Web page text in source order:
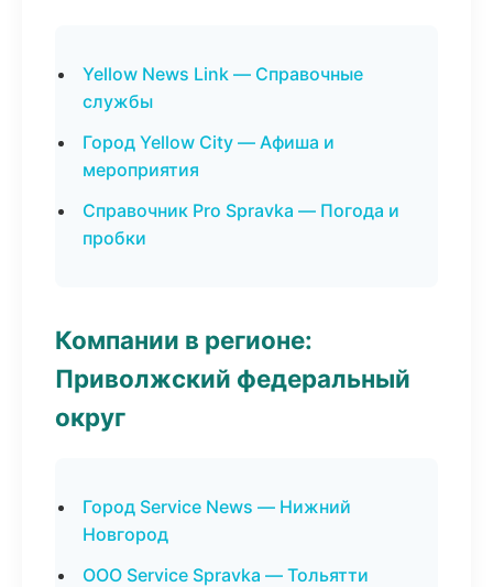
Yellow News Link — Справочные
службы
Город Yellow City — Афиша и
мероприятия
Справочник Pro Spravka — Погода и
пробки
Компании в регионе:
Приволжский федеральный
округ
Город Service News — Нижний
Новгород
ООО Service Spravka — Тольятти